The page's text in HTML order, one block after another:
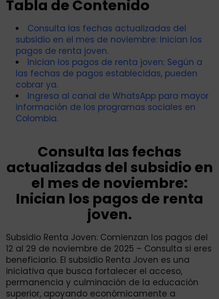
Tabla de Contenido
Consulta las fechas actualizadas del
subsidio en el mes de noviembre: Inician los
pagos de renta joven.
Inician los pagos de renta joven: Según a
las fechas de pagos establecidas, pueden
cobrar ya.
Ingresa al canal de WhatsApp para mayor
información de los programas sociales en
Colombia.
Consulta las fechas
actualizadas del subsidio en
el mes de noviembre:
Inician los pagos de renta
joven.
Subsidio Renta Joven: Comienzan los pagos del
12 al 29 de noviembre de 2025 – Consulta si eres
beneficiario. El subsidio Renta Joven es una
iniciativa que busca fortalecer el acceso,
permanencia y culminación de la educación
superior, apoyando económicamente a